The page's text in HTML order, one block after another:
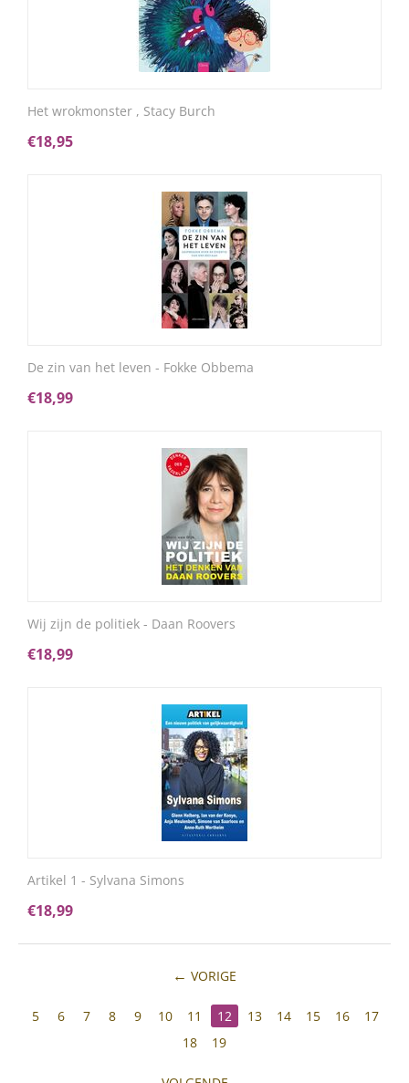
Het wrokmonster , Stacy Burch
€18,95
De zin van het leven - Fokke Obbema
€18,99
Wij zijn de politiek - Daan Roovers
€18,99
Artikel 1 - Sylvana Simons
€18,99
VORIGE
5 6 7 8 9 10 11 12 13 14 15 16
17
18
19